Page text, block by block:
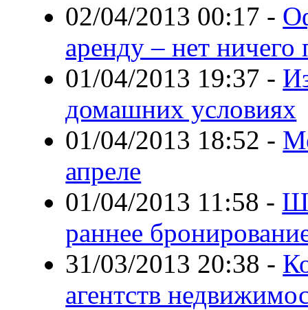
02/04/2013 00:17 -
аренду – нет
01/04/2013 19:37 -
домашних условиях
01/04/2013 18:52 -
апреле
01/04/2013 11:58 -
раннее
31/03/2013 20:38 -
агентств